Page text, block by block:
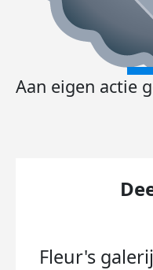
Aan eigen actie
Fleur's galerij